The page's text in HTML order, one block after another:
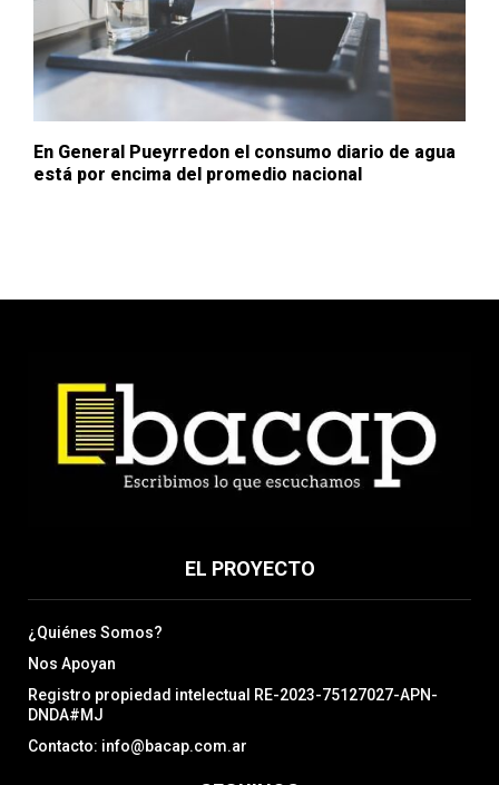
En General Pueyrredon el consumo diario de agua
está por encima del promedio nacional
EL PROYECTO
¿Quiénes Somos?
Nos Apoyan
Registro propiedad intelectual RE-2023-75127027-APN-
DNDA#MJ
Contacto: info@bacap.com.ar